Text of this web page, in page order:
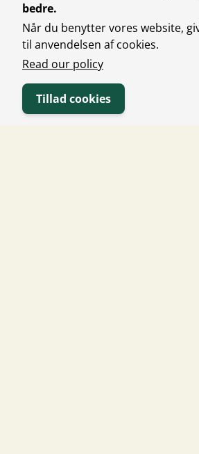
bedre.
Når du benytter vores website,
til anvendelsen af cookies.
Read our policy
Tillad cookies